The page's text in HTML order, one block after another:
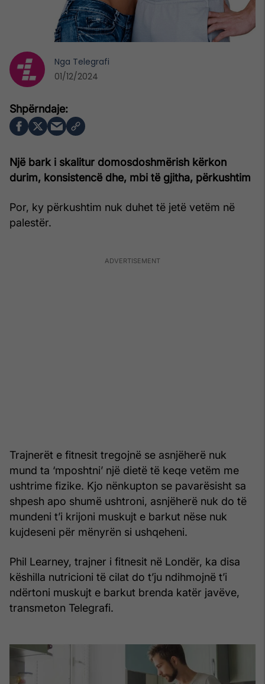
Një bark i skalitur domosdoshmërish kërkon
durim, konsistencë dhe, mbi të gjitha, përkushtim
Por, ky përkushtim nuk duhet të jetë vetëm në
palestër.
Trajnerët e fitnesit tregojnë se asnjëherë nuk
mund ta ‘mposhtni’ një dietë të keqe vetëm me
ushtrime fizike. Kjo nënkupton se pavarësisht sa
shpesh apo shumë ushtroni, asnjëherë nuk do të
mundeni t’i krijoni muskujt e barkut nëse nuk
kujdeseni për mënyrën si ushqeheni.
Phil Learney, trajner i fitnesit në Londër, ka disa
këshilla nutricioni të cilat do t’ju ndihmojnë t’i
ndërtoni muskujt e barkut brenda katër javëve,
transmeton Telegrafi.
Nga Telegrafi
01/12/2024